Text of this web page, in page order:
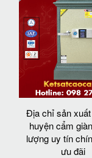
Địa chỉ sản
huyện cẩm
lượng uy tín
ưu đãi